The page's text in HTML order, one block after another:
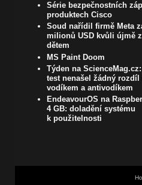
Série bezpečnostních
produktech Cisco
Soud nařídil firmě Meta
milionů USD kvůli újmě
dětem
MS Paint Doom
Týden na
test nenašel žádný rozdíl
vodíkem a antivodíkem
EndeavourOS na
4 GB: doladění systému
k použitelnosti